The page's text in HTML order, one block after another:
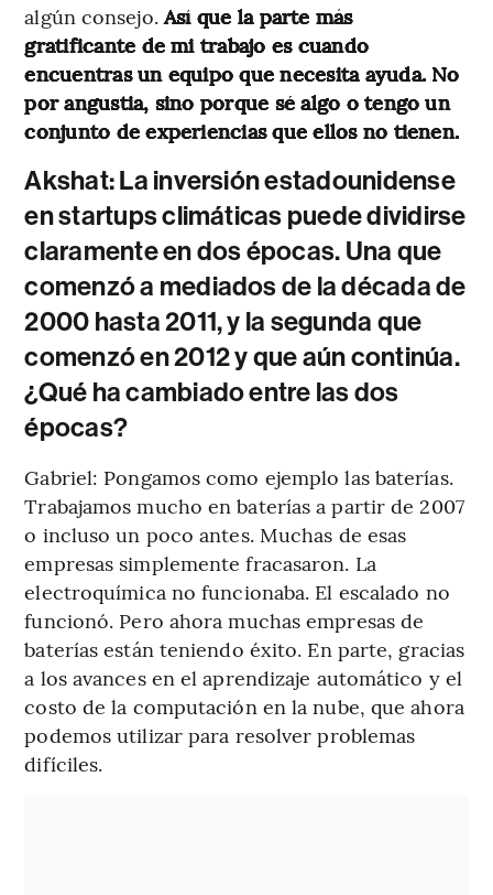
algún consejo.Así que la parte más
gratificante de mi trabajo es cuando
encuentras un equipo que necesita ayuda. No
por angustia, sino porque sé algo o tengo un
conjunto de experiencias que ellos no tienen.
Akshat: La inversión estadounidense
en startups climáticas puede dividirse
claramente en dos épocas. Una que
comenzó a mediados de la década de
2000 hasta 2011, y la segunda que
comenzó en 2012 y que aún continúa.
¿Qué ha cambiado entre las dos
épocas?
Gabriel: Pongamos como ejemplo las baterías.
Trabajamos mucho en baterías a partir de 2007
o incluso un poco antes. Muchas de esas
empresas simplemente fracasaron. La
electroquímica no funcionaba. El escalado no
funcionó. Pero ahora muchas empresas de
baterías están teniendo éxito. En parte, gracias
a los avances en el aprendizaje automático y el
costo de la computación en la nube, que ahora
podemos utilizar para resolver problemas
difíciles.